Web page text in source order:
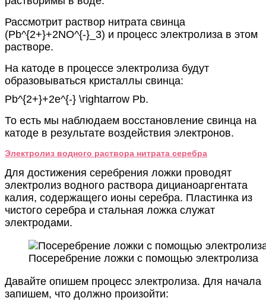
Рассмотрит раствор нитрата свинца
(Pb^{2+}+2NO^{-}_3) и процесс электролиза в этом
растворе.
На катоде в процессе электролиза будут
образовываться кристаллы свинца:
Pb^{2+}+2e^{-} \rightarrow Pb.
То есть мы наблюдаем восстановление свинца на
катоде в результате воздействия электронов.
Электролиз водного раствора нитрата серебра
Для достижения серебрения ложки проводят
электролиз водного раствора дицианоаргентата
калия, содержащего ионы серебра. Пластинка из
чистого серебра и стальная ложка служат
электродами.
Посеребрение ложки с помощью электролиза
Давайте опишем процесс электролиза. Для начала
запишем, что должно произойти: